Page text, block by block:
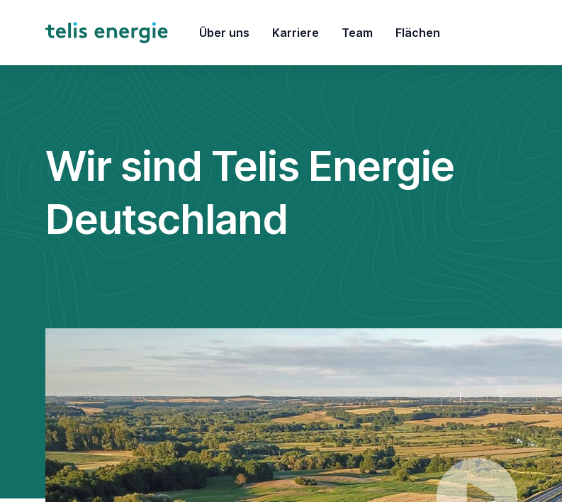
Über uns Karriere Team Flächen
Wir sind Telis Energie
Deutschland